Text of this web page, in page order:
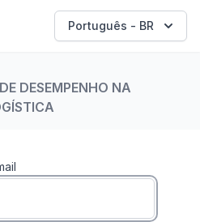
Português - BR
DESEMPENHO NA